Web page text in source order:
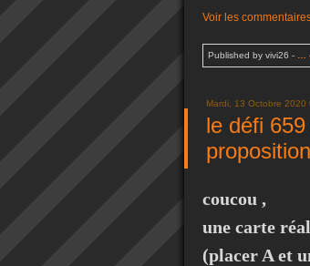
Voir les
Published by vivi26 -
Mardi, 13 Octobre 2020
le défi
proposition
coucou ,
une carte
(placer A et